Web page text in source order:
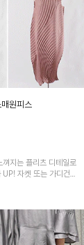
원피스
껴지는 플리츠 디테일로
자켓 또는 가디건과